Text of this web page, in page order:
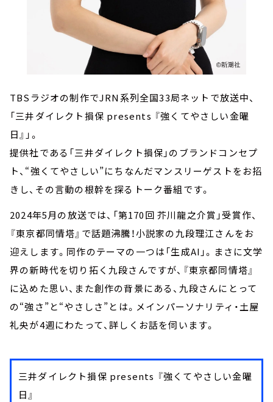
TBSラジオの制作でJRN系列全国33局ネットで放送中、
「三井ダイレクト損保 presents 『強くてやさしい金曜
日』」。
提供社である「三井ダイレクト損保」のブランドコンセプ
ト、“強くてやさしい”にちなんだマンスリーゲストをお招
きし、その言動の根幹を探るトーク番組です。
2024年5月の放送では、「第170回 芥川龍之介賞」受賞作、
『東京都同情塔』で話題沸騰！小説家の九段理江さんをお
迎えします。同作のテーマの一つは「生成AI」。まさに文学
界の新時代を切り拓く九段さんですが、『東京都同情塔』
に込めた思い、また創作の背景にある、九段さんにとって
の“強さ”と“やさしさ”とは。メインパーソナリティ・土屋
礼央が4週にわたって、詳しくお話を伺います。
三井ダイレクト損保 presents 『強くてやさしい金曜
日』